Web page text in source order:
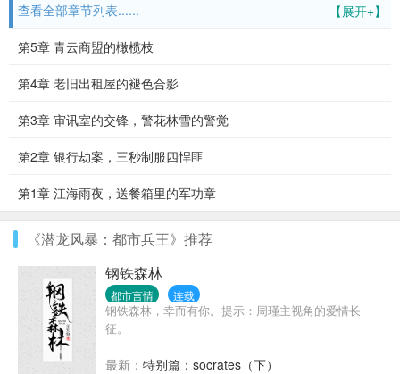
【展开+】
查看全部章节列表......
第5章 青云商盟的橄榄枝
第4章 老旧出租屋的褪色合影
第3章 审讯室的交锋，警花林雪的警觉
第2章 银行劫案，三秒制服四悍匪
第1章 江海雨夜，送餐箱里的军功章
《潜龙风暴：都市兵王》推荐
钢铁森林
都市言情 连载
钢铁森林，幸而有你。提示：周瑾主视角的爱情长
征。
最新： 特别篇：socrates（下）